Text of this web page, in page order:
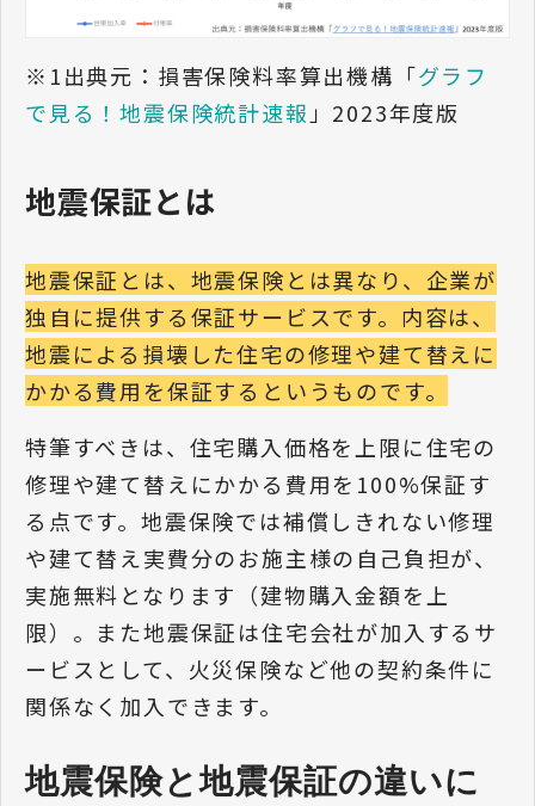
※1出典元：損害保険料率算出機構「グラフ
で見る！地震保険統計速報」2023年度版
地震保証とは
地震保証とは、地震保険とは異なり、企業が
独自に提供する保証サービスです。内容は、
地震による損壊した住宅の修理や建て替えに
かかる費用を保証するというものです。
特筆すべきは、住宅購入価格を上限に住宅の
修理や建て替えにかかる費用を100%保証す
る点です。地震保険では補償しきれない修理
や建て替え実費分のお施主様の自己負担が、
実施無料となります（建物購入金額を上
限）。また地震保証は住宅会社が加入するサ
ービスとして、火災保険など他の契約条件に
関係なく加入できます。
地震保険と地震保証の違いに